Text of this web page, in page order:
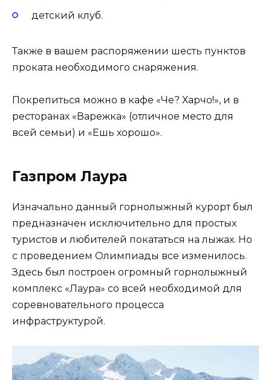
детский клуб.
Также в вашем распоряжении шесть пунктов
проката необходимого снаряжения.
Покрепиться можно в кафе «Че? Харчо!», и в
ресторанах «Варежка» (отличное место для
всей семьи) и «Ешь хорошо».
Газпром Лаура
Изначально данный горнолыжный курорт был
предназначен исключительно для простых
туристов и любителей покататься на лыжах. Но
с проведением Олимпиады все изменилось.
Здесь был построен огромный горнолыжный
комплекс «Лаура» со всей необходимой для
соревновательного процесса
инфраструктурой.